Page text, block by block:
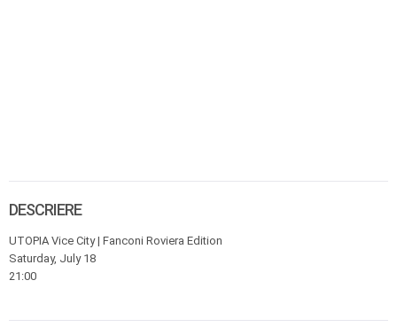
DESCRIERE
UTOPIA Vice City | Fanconi Roviera Edition
Saturday, July 18
21:00